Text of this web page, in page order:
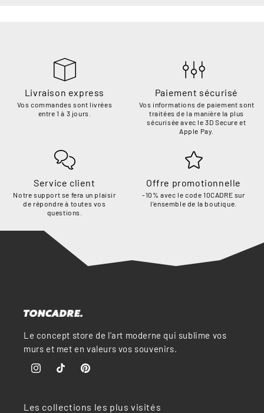
Livraison express
Vos commandes sont livrées
entre 1 à 3 jours.
Paiement sécurisé
Vos informations de paiement sont
traitées de la manière la plus
sécurisée avec le 3D Secure et
Apple Pay.
Service client
Notre support se fera un plaisir
de répondre à toutes vos
questions.
Offre promotionnelle
-10% avec le code 10CADRE sur
l'ensemble de la boutique.
Le concept store de l'art moderne qui sublime vos
murs et met en valeurs vos souvenirs.
InstagramTikTok Pinterest
Les collections les plus visités